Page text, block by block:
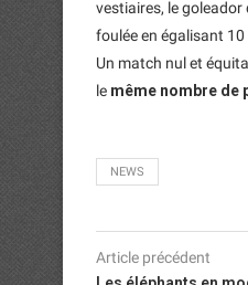
vestiaires, le
foulée en égalisant
Un match nul et
le même nombre de
NEWS
Article précédent